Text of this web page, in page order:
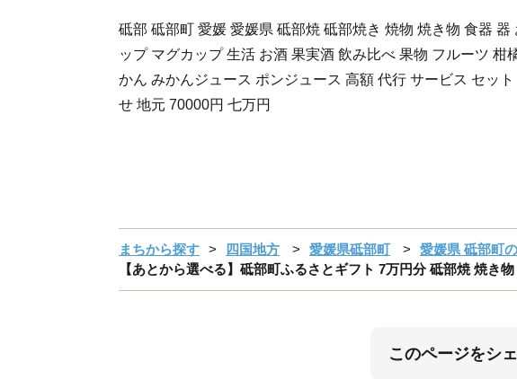
砥部 砥部町 愛媛 愛媛県 砥部焼 砥部焼き 焼物 焼き物 食器 器
ップ マグカップ 生活 お酒 果実酒 飲み比べ 果物 フルーツ 柑
かん みかんジュース ポンジュース 高額 代行 サービス セッ
せ 地元 70000円 七万円
まちから探す 四国地方 愛媛県砥部町
愛媛県 砥部町
【あとから選べる】砥部町ふるさとギフト 7万円分 砥部焼 焼
このページをシ